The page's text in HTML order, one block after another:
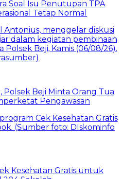
Soal Isu Penutupan TPA
Tetap Normal
Polsek Beji Minta Orang Tua
Pengawasan
Kesehatan Gratis untuk